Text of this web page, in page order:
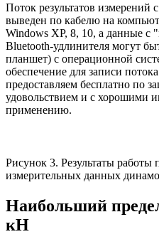
Поток результатов измерений
выведен по кабелю на
Windows XP, 8, 10, а данные с
Bluetooth-удлинителя могут
планшет) с операционной
обеспечение для записи
предоставляем бесплатно по
удовольствием и с хорошими
применению.
Рисунок 3. Результаты работы
измерительных данных
Наибольший
кН